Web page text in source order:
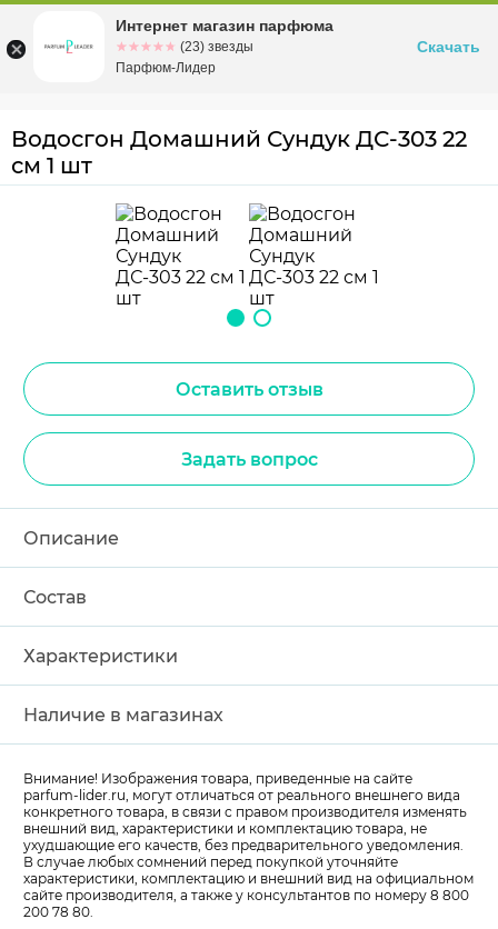
Омскул. Заозерная, 11, к. 1
Водосгон Домашний Сундук ДС-303 22
см 1 шт
Оставить отзыв
Задать вопрос
Описание
Состав
Характеристики
Наличие в магазинах
Внимание! Изображения товара, приведенные на сайте
parfum-lider.ru, могут отличаться от реального внешнего вида
конкретного товара, в связи с правом производителя изменять
внешний вид, характеристики и комплектацию товара, не
ухудшающие его качеств, без предварительного уведомления.
В случае любых сомнений перед покупкой уточняйте
характеристики, комплектацию и внешний вид на официальном
сайте производителя, а также у консультантов по номеру 8 800
200 78 80.
Интернет магазин парфюма
☆☆☆☆☆
★★★★★ (23) звезды
Парфюм-Лидер
Скачать